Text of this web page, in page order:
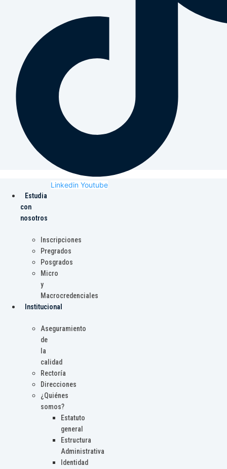
Linkedin Youtube
Estudia
con
nosotros
Inscripciones
Pregrados
Posgrados
Micro
y
Macrocredenciales
Institucional
Aseguramiento
de
la
calidad
Rectoría
Direcciones
¿Quiénes
somos?
Estatuto
general
Estructura
Administrativa
Identidad